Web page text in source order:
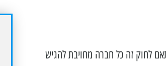
לחוק זה כל חברה מחויבת להגיש